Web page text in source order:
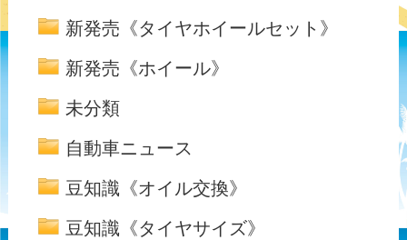
新発売《タイヤホイールセット》
新発売《ホイール》
未分類
自動車ニュース
豆知識《オイル交換》
豆知識《タイヤサイズ》